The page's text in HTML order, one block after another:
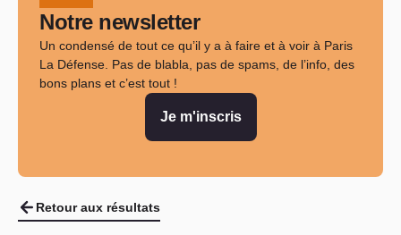
Notre newsletter
Un condensé de tout ce qu’il y a à faire et à voir à Paris
La Défense. Pas de blabla, pas de spams, de l’info, des
bons plans et c’est tout !
Je m'inscris
Retour aux résultats